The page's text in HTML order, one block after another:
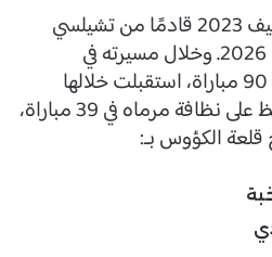
انضم ميندي إلى الأهلي صيف 2023 قادمًا من تشيلسي
الإنجليزي بعقد يمتد حتى 2026. وخلال مسيرته في
الملاعب الغربية، شارك في 90 مباراة، استقبلت خلالها
شباكه 90 هدفًا، فيما حافظ على نظافة مرماه في 39 مباراة،
الكؤوس بـ: